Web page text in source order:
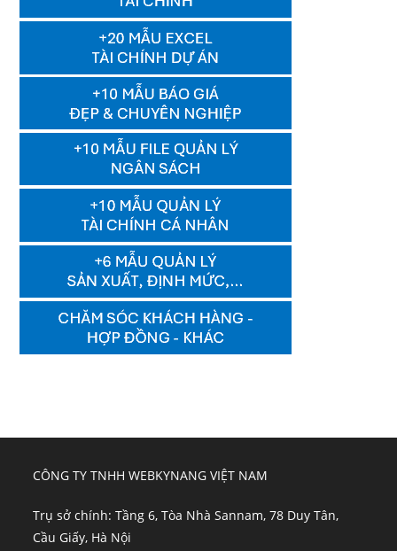
CÔNG TY TNHH WEBKYNANG VIỆT NAM
Trụ sở chính: Tầng 6, Tòa Nhà Sannam, 78 Duy Tân,
Cầu Giấy, Hà Nội